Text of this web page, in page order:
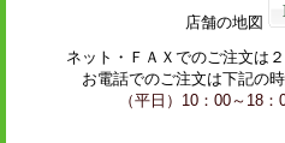
店舗の地図
ネット・ ＦＡＸ でのご注文は
お電話でのご注文は下記の
（平日）10：00～18